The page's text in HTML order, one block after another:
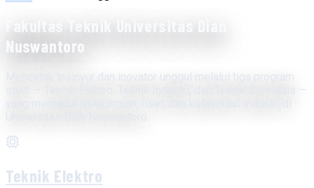
Fakultas Teknik Universitas Dian
Nuswantoro
Mencetak insinyur dan inovator unggul melalui tiga program
studi — Teknik Elektro, Teknik Industri, dan Teknik Biomedis —
Teknik Elektro